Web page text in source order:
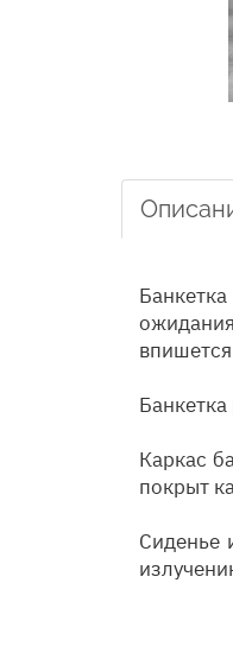
Каркас
покрыт
Сиденье